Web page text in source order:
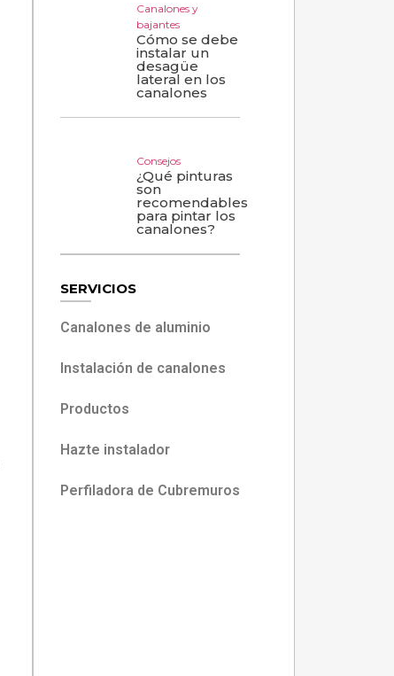
Canalones y
bajantes
Cómo se debe
instalar un
desagüe
lateral en los
canalones
Consejos
¿Qué pinturas
son
recomendables
para pintar los
canalones?
SERVICIOS
Canalones de aluminio
Instalación de canalones
Productos
Hazte instalador
Perfiladora de Cubremuros